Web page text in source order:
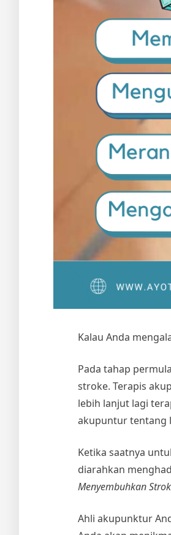
Kalau Anda
Pada tahap
stroke. Terapis
lebih lanjut lagi
akupuntur tentang
Ketika saatnya
diarahkan
Menyembuhkan
Ahli akupunktur